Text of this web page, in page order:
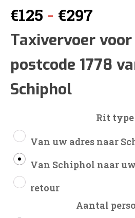
€125 - €297
€125
tot
Taxivervoer voor
postcode 1778
Schiphol
Rit type
Van uw adres naar
Van Schiphol naar
retour
Aantal